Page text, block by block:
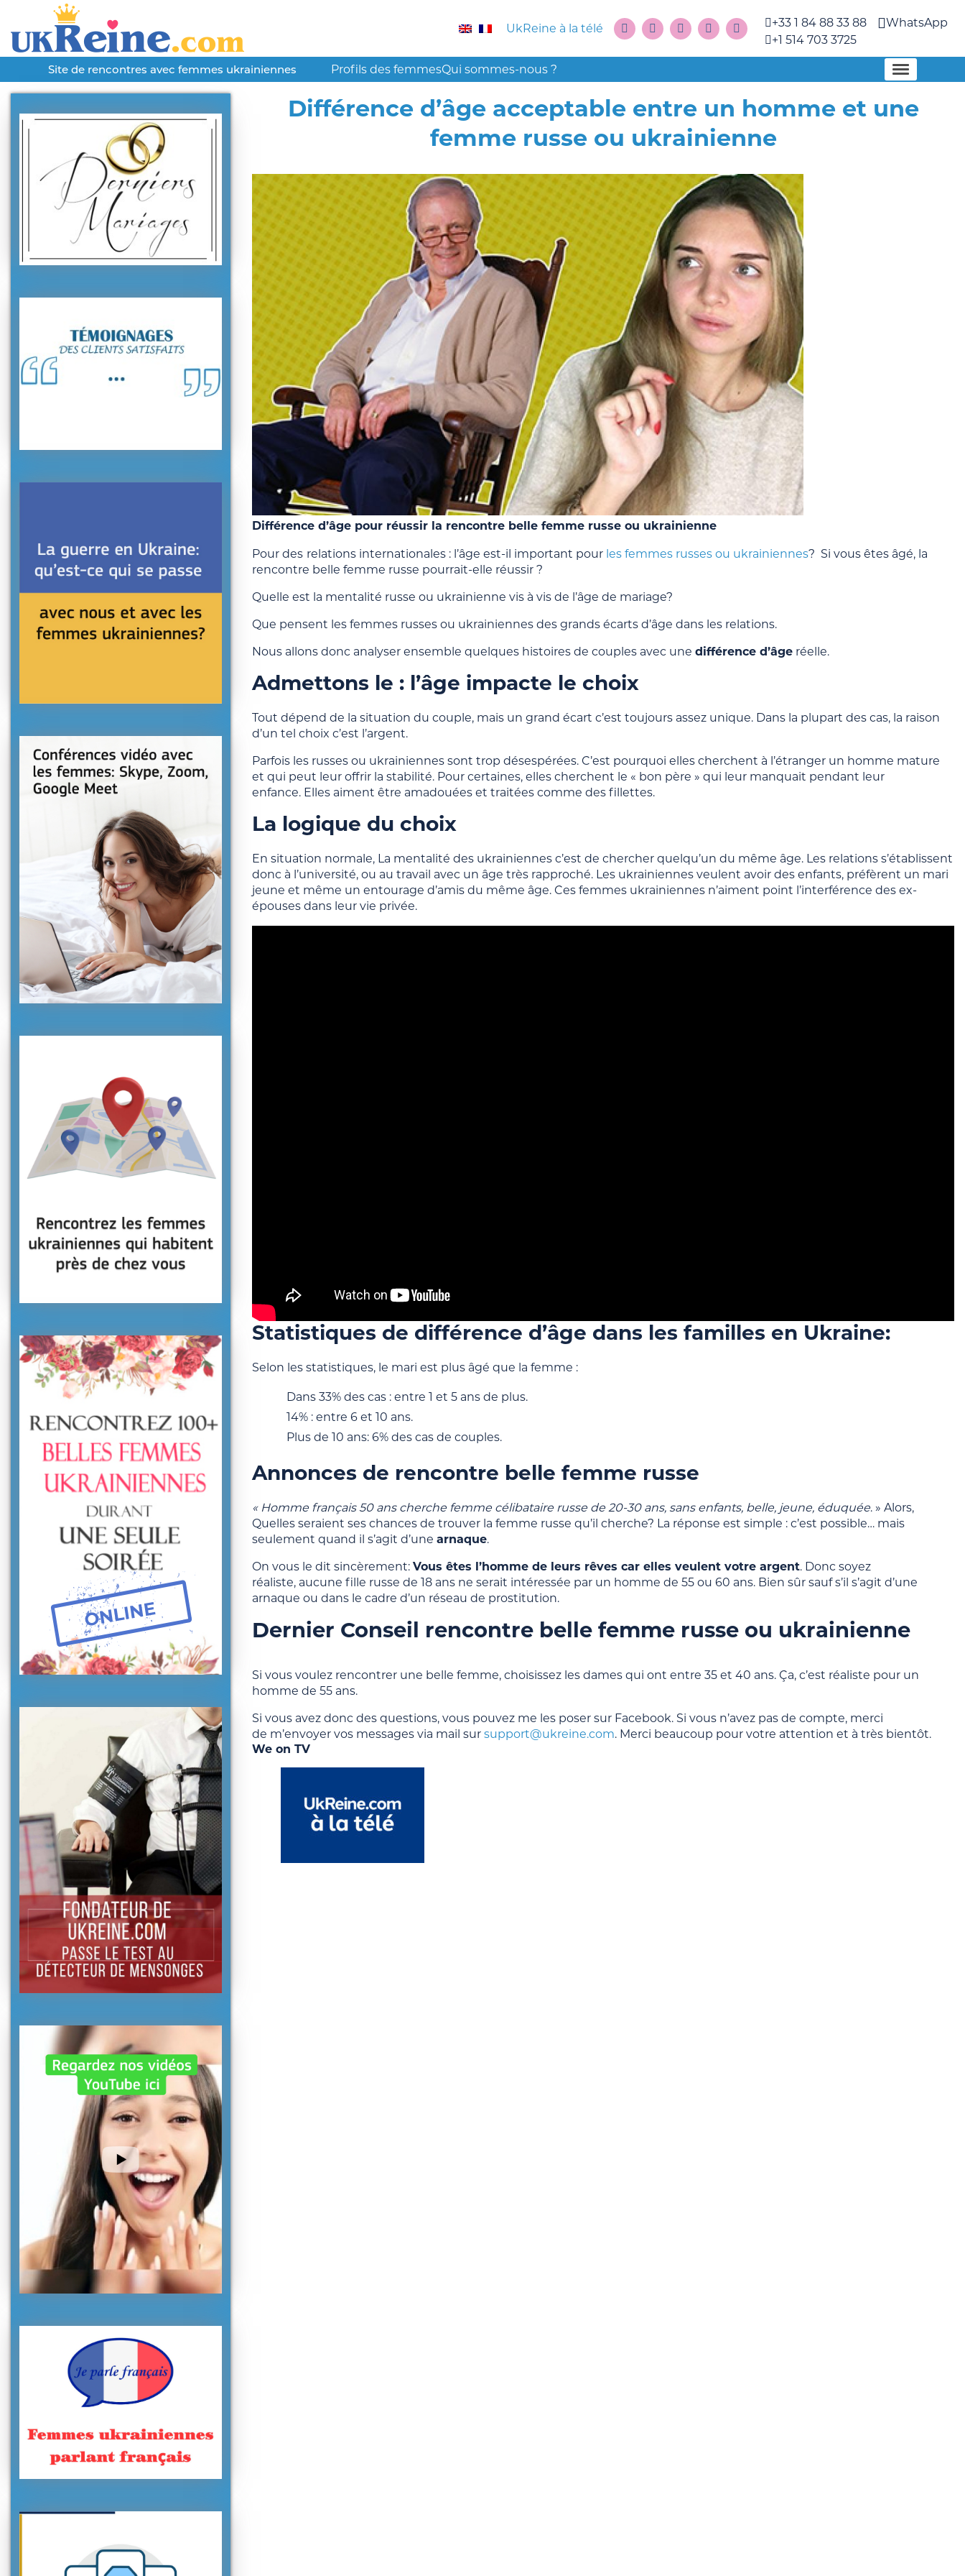
UkReine à la télé
+33 1 84 88 33 88
+1 514 703 3725
WhatsApp
Site de rencontres avec femmes ukrainiennes Profils des femmesQui sommes-nous ?
Différence d’âge acceptable entre un homme et une
femme russe ou ukrainienne
Différence d’âge pour réussir la rencontre belle femme russe ou ukrainienne
Pour des relations internationales : l’âge est-il important pour les femmes russes ou ukrainiennes? Si vous êtes âgé, la
rencontre belle femme russe pourrait-elle réussir ?
Quelle est la mentalité russe ou ukrainienne vis à vis de l’âge de mariage?
Que pensent les femmes russes ou ukrainiennes des grands écarts d’âge dans les relations.
Nous allons donc analyser ensemble quelques histoires de couples avec une différence d’âge réelle.
Admettons le : l’âge impacte le choix
Tout dépend de la situation du couple, mais un grand écart c’est toujours assez unique. Dans la plupart des cas, la raison
d’un tel choix c’est l’argent.
Parfois les russes ou ukrainiennes sont trop désespérées. C’est pourquoi elles cherchent à l’étranger un homme mature
et qui peut leur offrir la stabilité. Pour certaines, elles cherchent le « bon père » qui leur manquait pendant leur
enfance. Elles aiment être amadouées et traitées comme des fillettes.
La logique du choix
En situation normale, La mentalité des ukrainiennes c’est de chercher quelqu’un du même âge. Les relations s’établissent
donc à l’université, ou au travail avec un âge très rapproché. Les ukrainiennes veulent avoir des enfants, préfèrent un mari
jeune et même un entourage d’amis du même âge. Ces femmes ukrainiennes n’aiment point l’interférence des ex-
épouses dans leur vie privée.
Statistiques de différence d’âge dans les familles en Ukraine:
Selon les statistiques, le mari est plus âgé que la femme :
Dans 33% des cas : entre 1 et 5 ans de plus.
14% : entre 6 et 10 ans.
Plus de 10 ans: 6% des cas de couples.
Annonces de rencontre belle femme russe
« Homme français 50 ans cherche femme célibataire russe de 20-30 ans, sans enfants, belle, jeune, éduquée. » Alors,
Quelles seraient ses chances de trouver la femme russe qu’il cherche? La réponse est simple : c’est possible… mais
seulement quand il s’agit d’une arnaque.
On vous le dit sincèrement: Vous êtes l’homme de leurs rêves car elles veulent votre argent. Donc soyez
réaliste, aucune fille russe de 18 ans ne serait intéressée par un homme de 55 ou 60 ans. Bien sûr sauf s’il s’agit d’une
arnaque ou dans le cadre d’un réseau de prostitution.
Dernier Conseil rencontre belle femme russe ou ukrainienne
Si vous voulez rencontrer une belle femme, choisissez les dames qui ont entre 35 et 40 ans. Ça, c’est réaliste pour un
homme de 55 ans.
Si vous avez donc des questions, vous pouvez me les poser sur Facebook. Si vous n’avez pas de compte, merci
de m’envoyer vos messages via mail sur support@ukreine.com. Merci beaucoup pour votre attention et à très bientôt.
We on TV